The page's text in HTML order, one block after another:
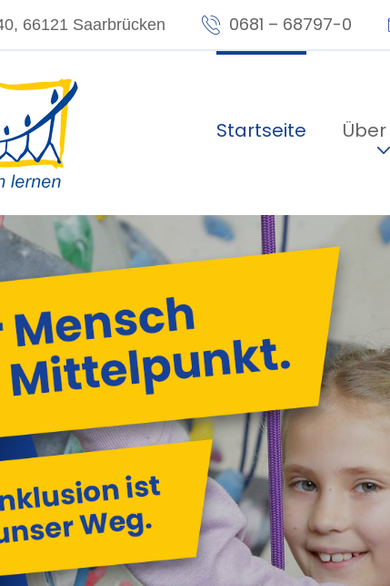
Einstellungen
Deutsch Deutsch
Skalierung (
Standard - +
Erscheinungsbild:
Farbig Graustufen
66121 Saarbrücken 0681 – 68797-0
Über
Startseite